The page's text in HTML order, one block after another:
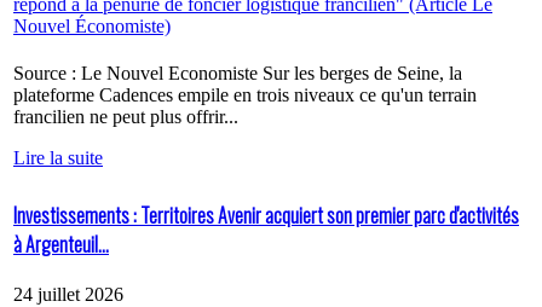
Source : Le Nouvel Economiste Sur les berges de Seine, la
plateforme Cadences empile en trois niveaux ce qu'un terrain
francilien ne peut plus offrir...
Lire la suite
Investissements : Territoires Avenir acquiert son premier parc d'activités
à Argenteuil...
24 juillet 2026